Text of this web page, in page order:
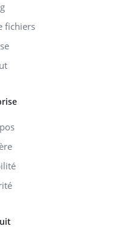
fichiers